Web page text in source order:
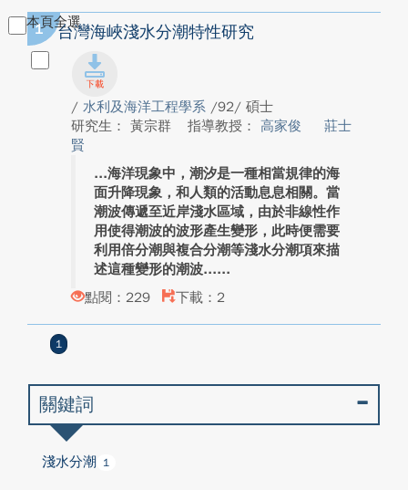
本頁全選
1 台灣海峽淺水分潮特性研究
/ 水利及海洋工程學系 /92/ 碩士
研究生： 黃宗群
指導教授： 高家俊
莊士
賢
海洋現象中，潮汐是一種相當規律的海
面升降現象，和人類的活動息息相關。當
潮波傳遞至近岸淺水區域，由於非線性作
用使得潮波的波形產生變形，此時便需要
利用倍分潮與複合分潮等淺水分潮項來描
述這種變形的潮波...
點閱：229
下載：2
1
關鍵詞
淺水分潮 1